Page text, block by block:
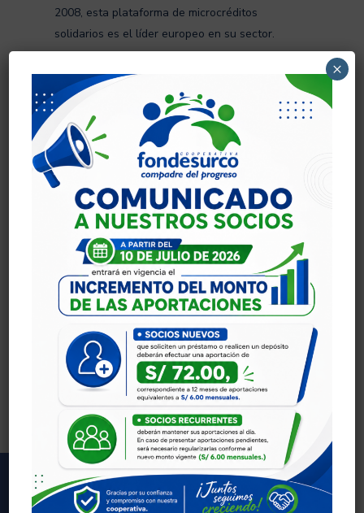
2008, esta plataforma de microcréditos
solidarios es el líder europeo en su sector.
Share Print page
Ahorros
×